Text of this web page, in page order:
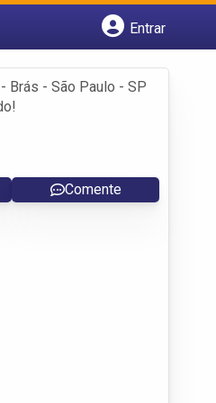
Entrar
Brás - São Paulo - SP
Comente